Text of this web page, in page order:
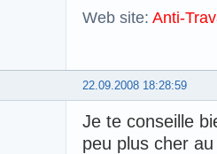
Web site: Anti-
22.09.2008 18:28:59
Je te conseille
peu plus cher